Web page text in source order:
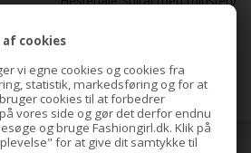
cookies
vi egne cookies og cookies fra
statistik, markedsføring og for at
cookies til at forbedrer
vores side og gør det derfor endnu
og bruge Fashiongirl.dk. Klik på
for at give dit samtykke til
79,00
39,00DKK